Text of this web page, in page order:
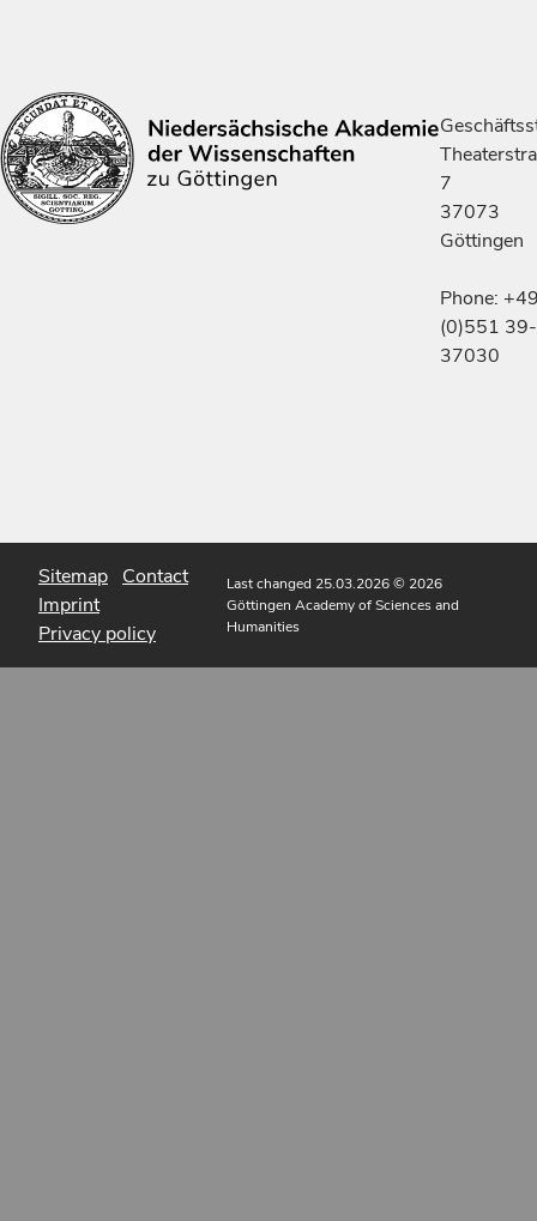
7
37073
Göttingen
Phone:
(0)551 39-
37030
Sitemap Contact
Imprint
Privacy policy
Last changed 25.03.2026© 2026
Göttingen Academy of Sciences and
Humanities